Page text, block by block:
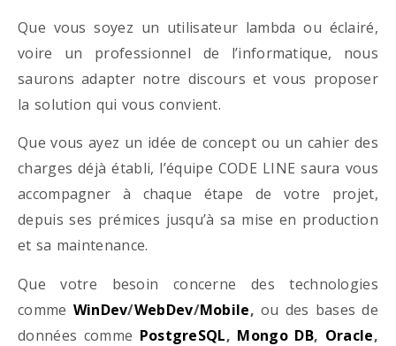
Que vous soyez un utilisateur lambda ou éclairé,
voire un professionnel de l’informatique, nous
saurons adapter notre discours et vous proposer
la solution qui vous convient.
Que vous ayez un idée de concept ou un cahier des
charges déjà établi, l’équipe CODE LINE saura vous
accompagner à chaque étape de votre projet,
depuis ses prémices jusqu’à sa mise en production
et sa maintenance.
Que votre besoin concerne des technologies
comme WinDev/WebDev/Mobile, ou des bases de
données comme PostgreSQL, Mongo DB, Oracle,